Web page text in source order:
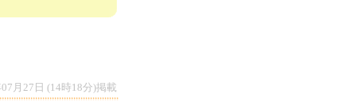
月27日 (14時18分)掲載